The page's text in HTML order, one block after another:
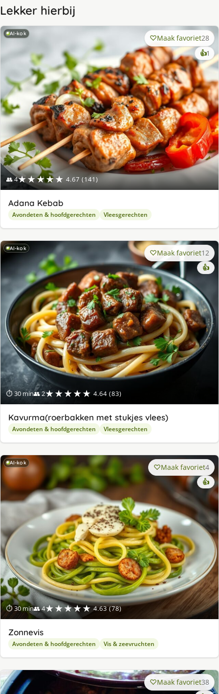
Lekker hierbij
AI-kok
👥 4★★★★★ 4.67 (141)
Maak favoriet28
👍1
Adana Kebab
Avondeten & hoofdgerechten Vleesgerechten
AI-kok
⏱ 30 min👥 2★★★★★ 4.64 (83)
Maak favoriet12
👍
Kavurma(roerbakken met stukjes vlees)
Avondeten & hoofdgerechten Vleesgerechten
AI-kok
⏱ 30 min👥 4★★★★★ 4.63 (78)
Maak favoriet4
👍
Zonnevis
Avondeten & hoofdgerechten Vis & zeevruchten
Maak favoriet38